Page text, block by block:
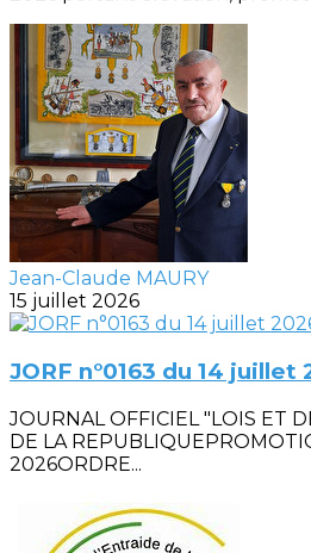
Jean-Claude MAURY
15 juillet 2026
JORF n°0163 du 14 juillet
JOURNAL OFFICIEL "LOIS ET
DE LA
2026ORDRE...